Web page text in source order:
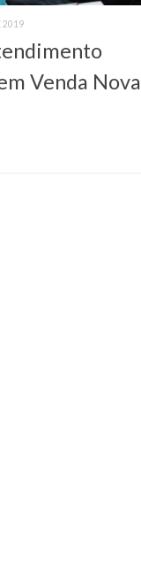
2019
Venda Nova